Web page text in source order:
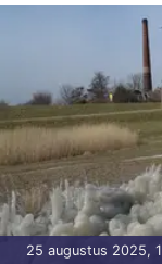
25 augustus 2025,